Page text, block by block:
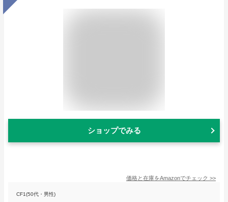
ショップでみる
価格と在庫をAmazonでチェック >>
CF1(50代・男性)